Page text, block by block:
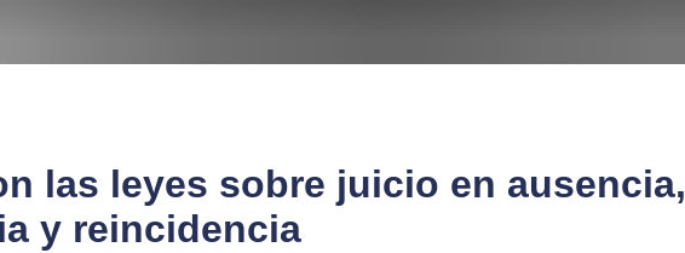
las leyes sobre juicio en ausencia,
y reincidencia